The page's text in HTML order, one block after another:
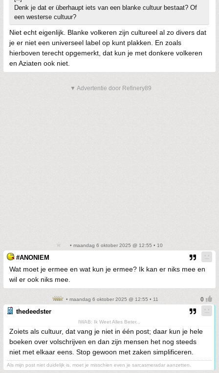
Denk je dat er überhaupt iets van een blanke cultuur bestaat? Of
een westerse cultuur?
Niet echt eigenlijk. Blanke volkeren zijn cultureel al zo divers dat
je er niet een universeel label op kunt plakken. En zoals
hierboven terecht opgemerkt, dat kun je met donkere volkeren
en Aziaten ook niet.
▼ Advertentie door Refinery89
• maandag 6 oktober 2025 @ 12:55 • 10
#ANONIEM
Wat moet je ermee en wat kun je ermee? Ik kan er niks mee en
wil er ook niks mee.
• maandag 6 oktober 2025 @ 12:55 • 11
thedeedster
IWAB: Ik Weet Alles Beter...
Zoiets als cultuur, dat vang je niet in één post; daar kun je hele
boeken over volschrijven en dan zijn mensen het nog steeds
niet met elkaar eens. Stop gewoon met zaken simplificeren.
Als mijn post niet duidelijk is, moet je misschien even je sarcasmeradar aanzetten.